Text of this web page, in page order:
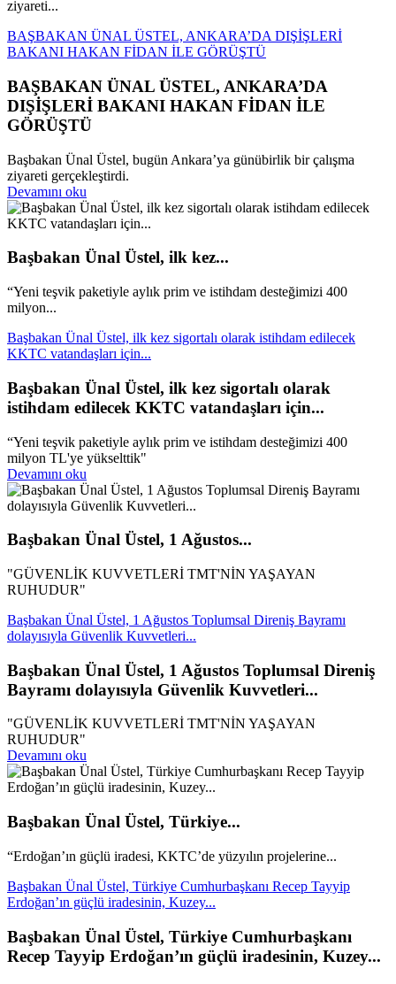
ziyareti...
BAŞBAKAN ÜNAL ÜSTEL, ANKARA’DA DIŞİŞLERİ
BAKANI HAKAN FİDAN İLE GÖRÜŞTÜ
BAŞBAKAN ÜNAL ÜSTEL, ANKARA’DA
DIŞİŞLERİ BAKANI HAKAN FİDAN İLE
GÖRÜŞTÜ
Başbakan Ünal Üstel, bugün Ankara’ya günübirlik bir çalışma
ziyareti gerçekleştirdi.
Devamını oku
Başbakan Ünal Üstel, ilk kez...
“Yeni teşvik paketiyle aylık prim ve istihdam desteğimizi 400
milyon...
Başbakan Ünal Üstel, ilk kez sigortalı olarak istihdam edilecek
KKTC vatandaşları için...
Başbakan Ünal Üstel, ilk kez sigortalı olarak
istihdam edilecek KKTC vatandaşları için...
“Yeni teşvik paketiyle aylık prim ve istihdam desteğimizi 400
milyon TL'ye yükselttik"
Devamını oku
Başbakan Ünal Üstel, 1 Ağustos...
"GÜVENLİK KUVVETLERİ TMT'NİN YAŞAYAN
RUHUDUR"
Başbakan Ünal Üstel, 1 Ağustos Toplumsal Direniş Bayramı
dolayısıyla Güvenlik Kuvvetleri...
Başbakan Ünal Üstel, 1 Ağustos Toplumsal Direniş
Bayramı dolayısıyla Güvenlik Kuvvetleri...
"GÜVENLİK KUVVETLERİ TMT'NİN YAŞAYAN
RUHUDUR"
Devamını oku
Başbakan Ünal Üstel, Türkiye...
“Erdoğan’ın güçlü iradesi, KKTC’de yüzyılın projelerine...
Başbakan Ünal Üstel, Türkiye Cumhurbaşkanı Recep Tayyip
Erdoğan’ın güçlü iradesinin, Kuzey...
Başbakan Ünal Üstel, Türkiye Cumhurbaşkanı
Recep Tayyip Erdoğan’ın güçlü iradesinin, Kuzey...